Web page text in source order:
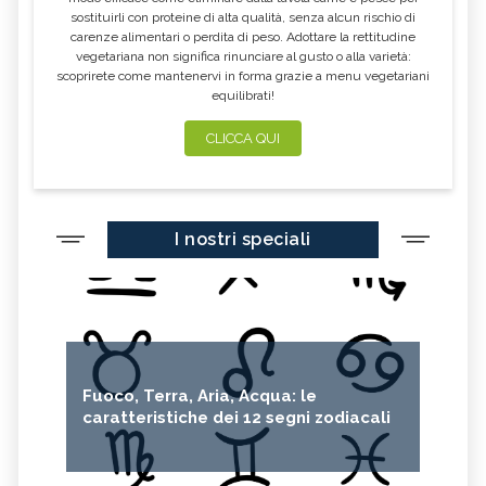
BENEFICI
MASSAGGIO PSICOSOMATICO:
TECNICA, BENEFICI E
CONTROINDICAZIONI
MASSAGGIO CIRCOLATORIO
ANTICELLULITE: TECNICA, BENEFICI,
MASSAGGIO TERAPEUTICO: TECNICA,
BENEFICI E CONTROINDICAZIONI
FLUORITE: TUTTE LE PROPRIETÀ E
DIOPTASIO: TUTTE LE PROPRIETÀ E
BENEFICI
BENEFICI
BENEFICI
BENEFICI
AMAZZONITE: TUTTE LE PROPRIETÀ E
OLIVINA: TUTTE LE PROPRIETÀ E
BENEFICI
RIFLESSOLOGIA PALMARE: TECNICA,
BENEFICI E CONTROINDICAZIONI
MASSAGGIO CON CANDELA:
TECNICA, BENEFICI E
CONTROINDICAZIONI
MASSO IDROTERAPIA: TECNICA,
BENEFICI E CONTROINDICAZIONI
MASSAGGIO ZONALE: TECNICA,
BENEFICI E CONTROINDICAZIONI
sostituirli con proteine di alta qualità, senza alcun rischio di
carenze alimentari o perdita di peso. Adottare la rettitudine
vegetariana non significa rinunciare al gusto o alla varietà:
scoprirete come mantenervi in forma grazie a menu vegetariani
equilibrati!
CLICCA QUI
I nostri speciali
Fuoco, Terra, Aria, Acqua: le
caratteristiche dei 12 segni zodiacali